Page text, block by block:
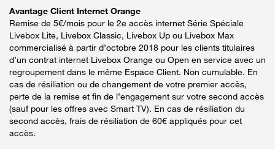
Avantage Client Internet Orange
Remise de 5€/mois pour le 2e accès internet Série Spéciale
Livebox Lite, Livebox Classic, Livebox Up ou Livebox Max
commercialisé à partir d’octobre 2018 pour les clients titulaires
d’un contrat internet Livebox Orange ou Open en service avec un
regroupement dans le même Espace Client. Non cumulable. En
cas de résiliation ou de changement de votre premier accès,
perte de la remise et fin de l’engagement sur votre second accès
(sauf pour les offres avec Smart TV). En cas de résiliation du
second accès, frais de résiliation de 60€ appliqués pour cet
accès.